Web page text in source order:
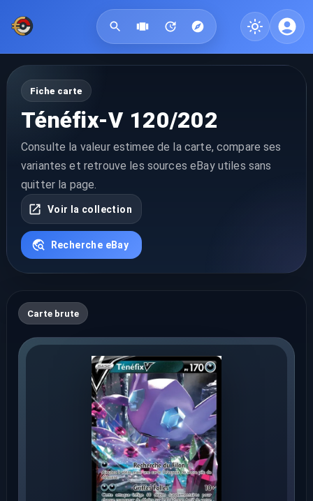
Fiche carte
Ténéfix-V 120/202
Consulte la valeur estimee de la carte, compare ses
variantes et retrouve les sources eBay utiles sans
quitter la page.
Voir la collection
Recherche eBay
Carte brute